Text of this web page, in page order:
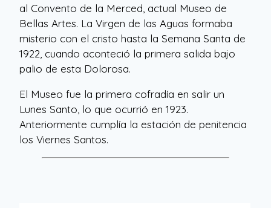
al Convento de la Merced, actual Museo de
Bellas Artes. La Virgen de las Aguas formaba
misterio con el cristo hasta la Semana Santa de
1922, cuando aconteció la primera salida bajo
palio de esta Dolorosa.
El Museo fue la primera cofradía en salir un
Lunes Santo, lo que ocurrió en 1923.
Anteriormente cumplía la estación de penitencia
los Viernes Santos.